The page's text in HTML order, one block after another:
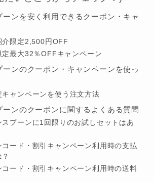
ーンを安く利用できるクーポン・キャ
限定2,500円OFF
最大32％OFFキャンペーン
ーンのクーポン・キャンペーンを使っ
キャンペーンを使う注文方法
ーンのクーポンに関するよくある質問
スプーンに1回限りのお試しセットはあ
コード・割引キャンペーン利用時の支払
コード・割引キャンペーン利用時の送料